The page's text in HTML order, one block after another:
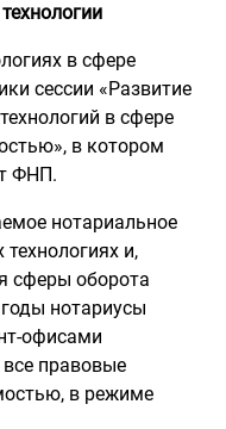
в сфере
сессии «Развитие
в сфере
в котором
ФНП.
нотариальное
и,
сферы оборота
нотариусы
офисами
все правовые
в режиме